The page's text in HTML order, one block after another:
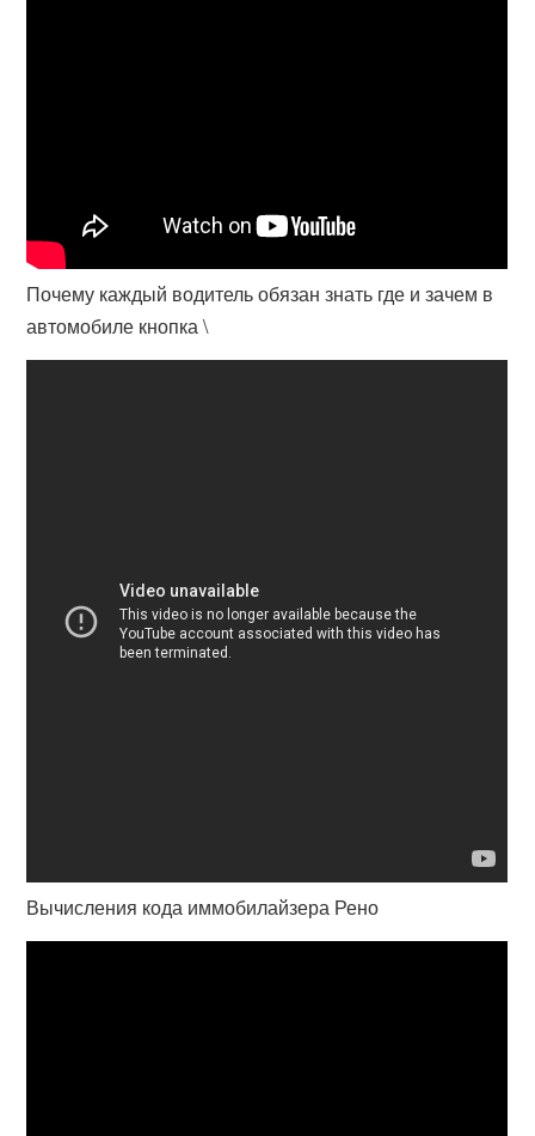
Почему каждый водитель обязан знать где и зачем в
автомобиле кнопка \
Вычисления кода иммобилайзера Рено